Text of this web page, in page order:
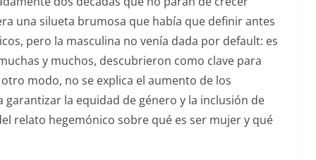
una silueta brumosa que había que definir antes
pero la masculina no venía dada por default: es
y muchos, descubrieron como clave para
modo, no se explica el aumento de los
la equidad de género y la inclusión de
relato hegemónico sobre qué es ser mujer y qué